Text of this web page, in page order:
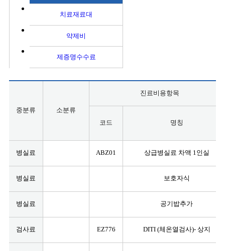
치료재료대
약제비
제증명수수료
중분류 소분류
진료비용항목
코드 명칭
병실료 ABZ01 상급병실료 차액 1인실
병실료 보호자식
병실료 공기밥추가
검사료 EZ776 DITI (체온열검사)- 상지